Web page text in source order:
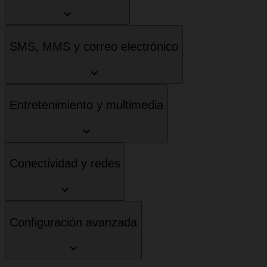
SMS, MMS y correo electrónico
Entretenimiento y multimedia
Conectividad y redes
Configuración avanzada